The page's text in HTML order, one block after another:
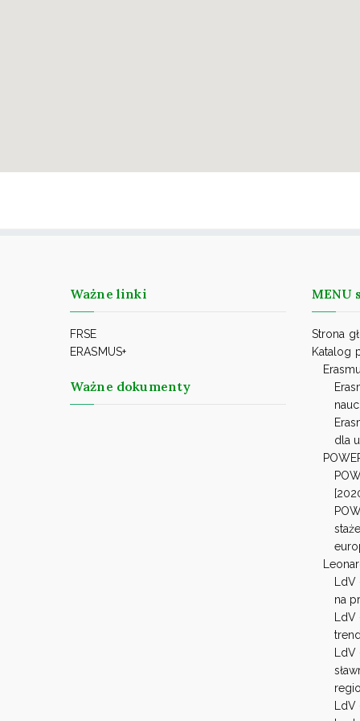
Ważne linki
FRSE
ERASMUS+
Ważne dokumenty
MENU
Strona
Katalog
dla
na